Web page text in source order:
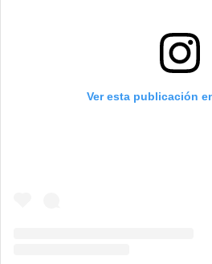
Ver esta publicación